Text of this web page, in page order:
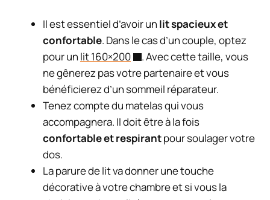
Il est essentiel d’avoir un lit spacieux et
confortable. Dans le cas d’un couple, optez
pour un lit 160×200
. Avec cette taille, vous
ne gênerez pas votre partenaire et vous
bénéficierez d’un sommeil réparateur.
Tenez compte du matelas qui vous
accompagnera. Il doit être à la fois
confortable et respirantpour soulager votre
dos.
La parure de lit va donner une touche
décorative à votre chambre et si vous la